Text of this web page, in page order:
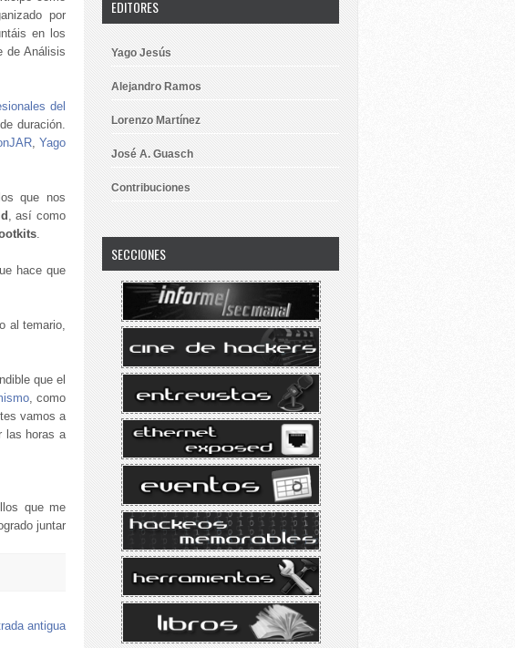
por
en los
de Análisis
del
duración.
,Yago
que nos
, así como
.
hace que
al temario,
que el
, como
vamos a
las horas a
que me
juntar
antigua
EDITORES
Yago Jesús
Alejandro Ramos
Lorenzo Martínez
José A. Guasch
Contribuciones
SECCIONES